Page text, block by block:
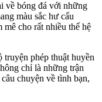
về bóng đá với những
màu sắc hư cấu
mê cho rất nhiều thế hệ
truyện phép thuật huyền
chỉ là những trận
chuyện về tình bạn,